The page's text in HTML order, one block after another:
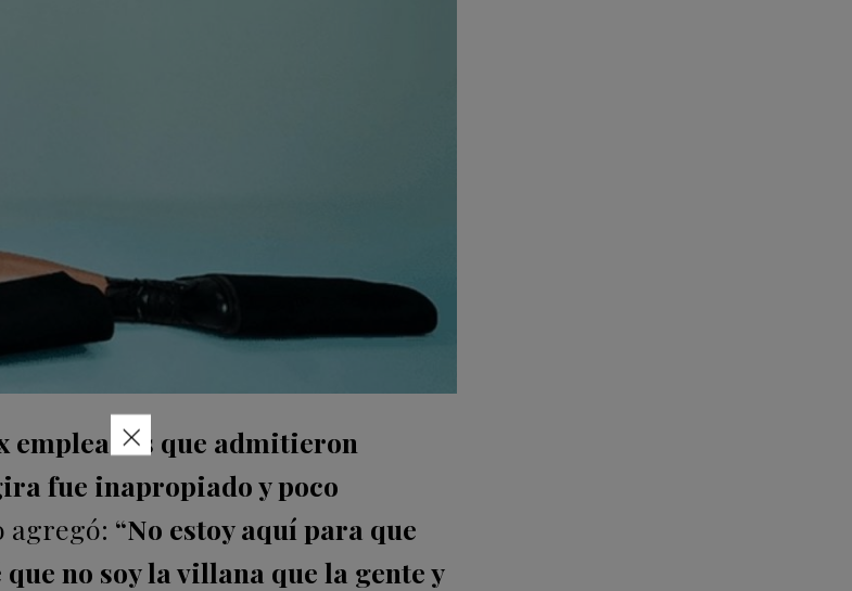
empleadas que admitieron
fue inapropiado y poco
agregó: “No estoy aquí para que
no soy la villana que la gente y
×